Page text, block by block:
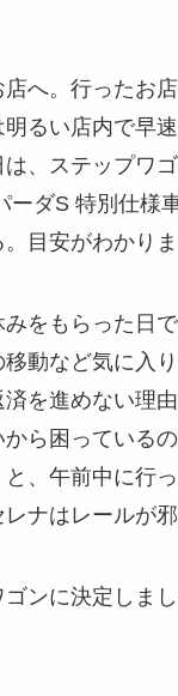
へ。行ったお
るい店内で早
、ステップワ
ダS 特別仕様
目安がわかりま
をもらった日
動など気に入
を進めない理
ら困っている
、午前中に行
ナはレールが
ンに決定しまし